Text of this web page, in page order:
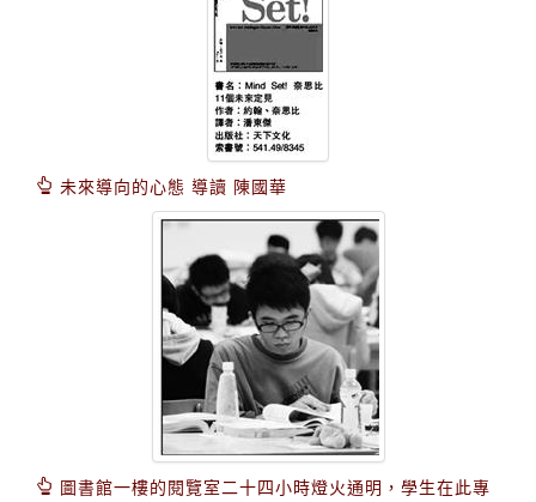
未來導向的心態 導讀 陳國華
圖書館一樓的閱覽室二十四小時燈火通明，學生在此專